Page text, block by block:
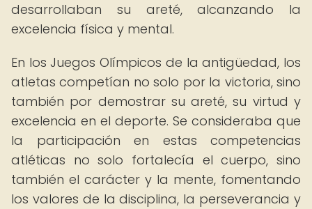
desarrollaban su areté, alcanzando la
excelencia física y mental.
En los Juegos Olímpicos de la antigüedad, los
atletas competían no solo por la victoria, sino
también por demostrar su areté, su virtud y
excelencia en el deporte. Se consideraba que
la participación en estas competencias
atléticas no solo fortalecía el cuerpo, sino
también el carácter y la mente, fomentando
los valores de la disciplina, la perseverancia y